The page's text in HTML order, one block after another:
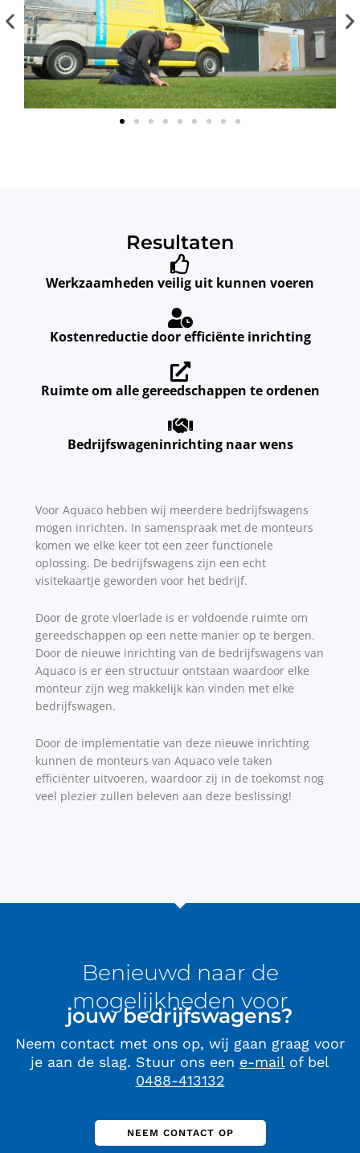
Resultaten
Werkzaamheden veilig uit kunnen voeren
Kostenreductie door efficiënte inrichting
Ruimte om alle gereedschappen te ordenen
Bedrijfswageninrichting naar wens
Voor Aquaco hebben wij meerdere bedrijfswagens
mogen inrichten. In samenspraak met de monteurs
komen we elke keer tot een zeer functionele
oplossing. De bedrijfswagens zijn een echt
visitekaartje geworden voor het bedrijf.
Door de grote vloerlade is er voldoende ruimte om
gereedschappen op een nette manier op te bergen.
Door de nieuwe inrichting van de bedrijfswagens van
Aquaco is er een structuur ontstaan waardoor elke
monteur zijn weg makkelijk kan vinden met elke
bedrijfswagen.
Door de implementatie van deze nieuwe inrichting
kunnen de monteurs van Aquaco vele taken
efficiënter uitvoeren, waardoor zij in de toekomst nog
veel plezier zullen beleven aan deze beslissing!
Benieuwd naar de
mogelijkheden voor
jouw bedrijfswagens?
Neem contact met ons op, wij gaan graag voor
je aan de slag. Stuur ons een e-mail of bel
0488-413132
NEEM CONTACT OP